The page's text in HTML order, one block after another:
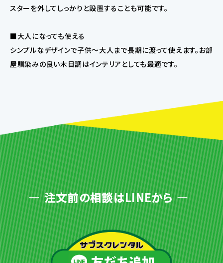
スターを外してしっかりと設置することも可能です。
■大人になっても使える
シンプルなデザインで子供〜大人まで長期に渡って使えます。お部
屋馴染みの良い木目調はインテリアとしても最適です。
注文前の相談はLINEから